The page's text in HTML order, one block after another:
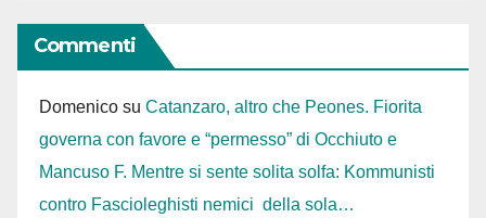
Commenti
Domenico su Catanzaro, altro che Peones. Fiorita
governa con favore e “permesso” di Occhiuto e
Mancuso F. Mentre si sente solita solfa: Kommunisti
contro Fascioleghisti nemici della sola…